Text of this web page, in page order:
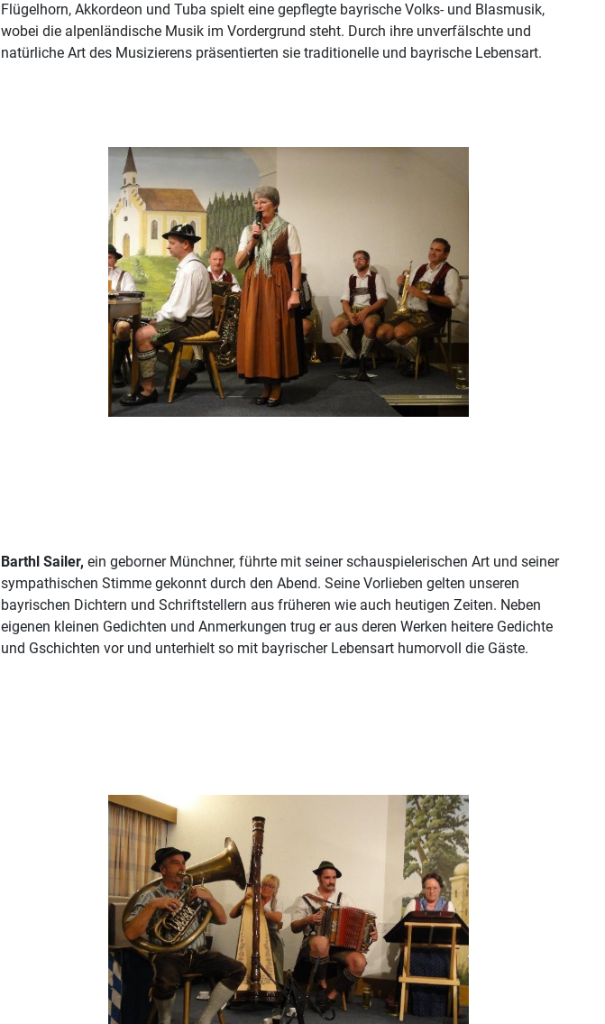
Flügelhorn, Akkordeon und Tuba spielt eine gepflegte bayrische Volks- und Blasmusik,
wobei die alpenländische Musik im Vordergrund steht. Durch ihre unverfälschte und
natürliche Art des Musizierens präsentierten sie traditionelle und bayrische Lebensart.
Barthl Sailer, ein geborner Münchner, führte mit seiner schauspielerischen Art und seiner
sympathischen Stimme gekonnt durch den Abend. Seine Vorlieben gelten unseren
bayrischen Dichtern und Schriftstellern aus früheren wie auch heutigen Zeiten. Neben
eigenen kleinen Gedichten und Anmerkungen trug er aus deren Werken heitere Gedichte
und Gschichten vor und unterhielt so mit bayrischer Lebensart humorvoll die Gäste.